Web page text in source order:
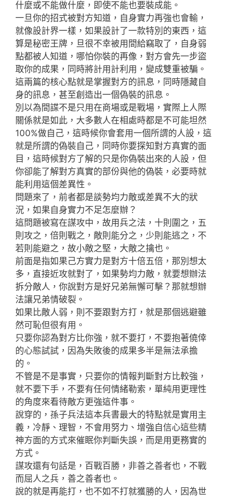
什麼或不能做什麼，即使不能也要裝成能。
一旦你的招式被對方知道，自身實力再強也會輸，
就像設計界一樣，如果設計了一款特別的東西，這
算是秘密王牌，旦很不幸被用間給竊取了，自身弱
點都被人知道，哪怕你裝的再像，對方會先一步盜
取你的成果，同時將計用計利用，變成雙重被騙。
這兩篇的核心點就是掌握對方的訊息，同時隱藏自
身的訊息，甚至創造出一個偽裝的訊息。
別以為間諜不是只用在商場或是戰場，實際上人際
關係就是如此，大多數人在相處時都是不可能坦然
100%做自己，這時候你會套用一個所謂的人設，這
就是所謂的偽裝自己，同時你要探知對方真實的面
目，這時候對方了解的只是你偽裝出來的人設，但
你卻能了解對方真實的部份與他的偽裝，必要時就
能利用這個差異性。
問題來了，前者都是談勢均力敵或差異不大的狀
況，如果自身實力不足怎麼辦？
這問題被寫在謀攻中，故用兵之法，十則圍之，五
則攻之，倍則戰之，敵則能分之，少則能逃之，不
若則能避之，故小敵之堅，大敵之擒也。
前面是指如果己方實力是對方十倍五倍，那別想太
多，直接近攻就對了，如果勢均力敵，就要想辦法
拆分敵人，你說對方是好兄弟無懈可擊？那就想辦
法讓兄弟情破裂。
如果比敵人弱，則不要跟對方打，就是那個逃避雖
然可恥但很有用。
只要你認為對方比你強，就不要打，不要抱著僥倖
的心態試試，因為失敗後的成果多半是無法承擔
的。
不管是不是事實，只要你的情報判斷對方比較強，
就不要下手，不要有任何情緒勒索，單純用更理性
的角度來看待敵方更強這件事。
說穿的，孫子兵法這本兵書最大的特點就是實用主
義，冷靜、理智，不會用努力、增強自信心這些精
神方面的方式來催眠你判斷失誤，而是用更務實的
方式。
謀攻還有句話是，百戰百勝，非善之善者也，不戰
而屈人之兵，善之善者也。
說的就是再能打，也不如不打就獲勝的人，因為世